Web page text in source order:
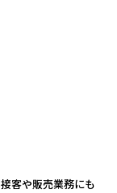
接客や販売業務にも